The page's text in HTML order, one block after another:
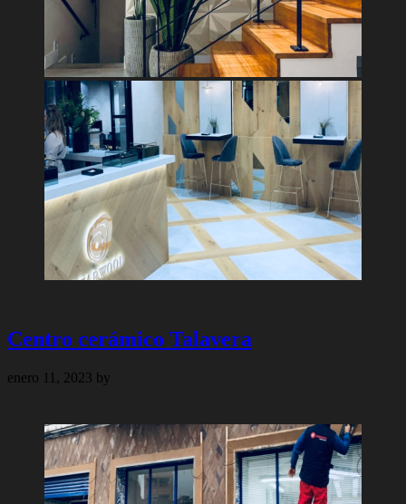
Centro cerámico Talavera
enero 11, 2023 by